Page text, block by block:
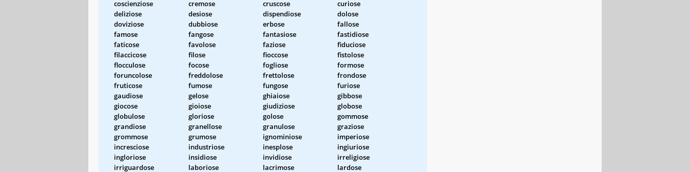
coscienziose
cremose cruscose
curiose
deliziose
desiose dispendiose
dolose
doviziose
dubbiose erbose
fallose
famose
fangose fantasiose
fastidiose
faticose
favolose faziose
fiduciose
filaccicose
filose fioccose
fistolose
flocculose
focose fogliose
formose
foruncolose
freddolose frettolose
frondose
fruticose
fumose fungose
furiose
gaudiose
gelose ghiaiose
gibbose
giocose
gioiose giudiziose
globose
globulose
gloriose golose
gommose
grandiose
granellose granulose
graziose
grommose
grumose ignominiose
imperiose
incresciose
industriose inesplose
ingiuriose
ingloriose
insidiose invidiose
irreligiose
irriguardose
laboriose lacrimose
lardose